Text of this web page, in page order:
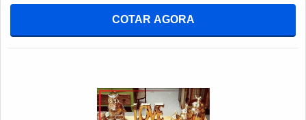
COTAR AGORA